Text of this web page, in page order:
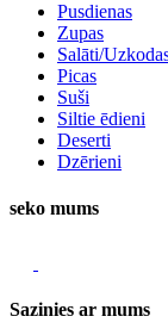
Pusdienas
Zupas
Salāti/
Picas
Suši
Siltie ēdieni
Deserti
Dzērieni
seko mums
Sazinies ar mums